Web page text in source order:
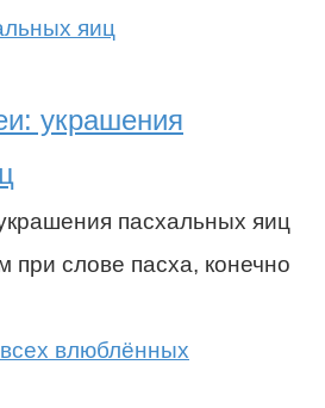
украшения
пасхальных яиц
при слове пасха, конечно